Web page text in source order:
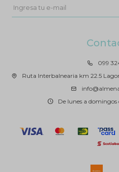
099
Ruta Interbalnearia km 22.5
De lunes a domingos